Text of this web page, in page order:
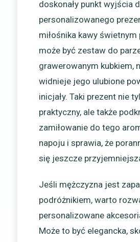
doskonały punkt wyjścia
personalizowanego
miłośnika kawy świetnym
może być zestaw do
grawerowanym kubkiem,
widnieje jego ulubione
inicjały. Taki prezent nie
praktyczny, ale także
zamiłowanie do tego
napoju i sprawia, że
się jeszcze
Jeśli mężczyzna jest
podróżnikiem, warto
personalizowane
Może to być elegancka,